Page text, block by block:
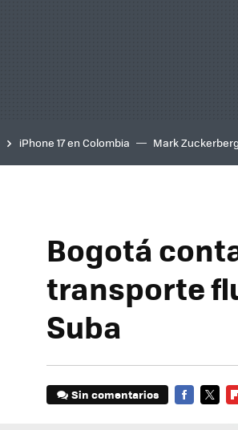
iPhone 17 en Colombia Mark Zuckerberg
inteligente
IA TCL C8K
Bogotá
transporte
Suba
Sin comentarios